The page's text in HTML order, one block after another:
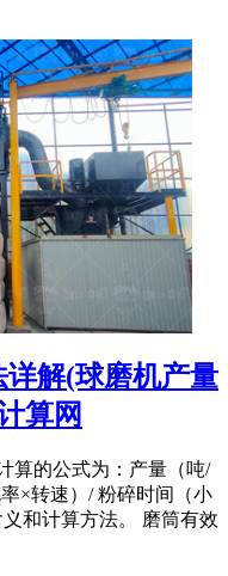
解(球磨机产量
算网
算的公式为：产量（吨/
×转速）/ 粉碎时间（小
和计算方法。 磨筒有效